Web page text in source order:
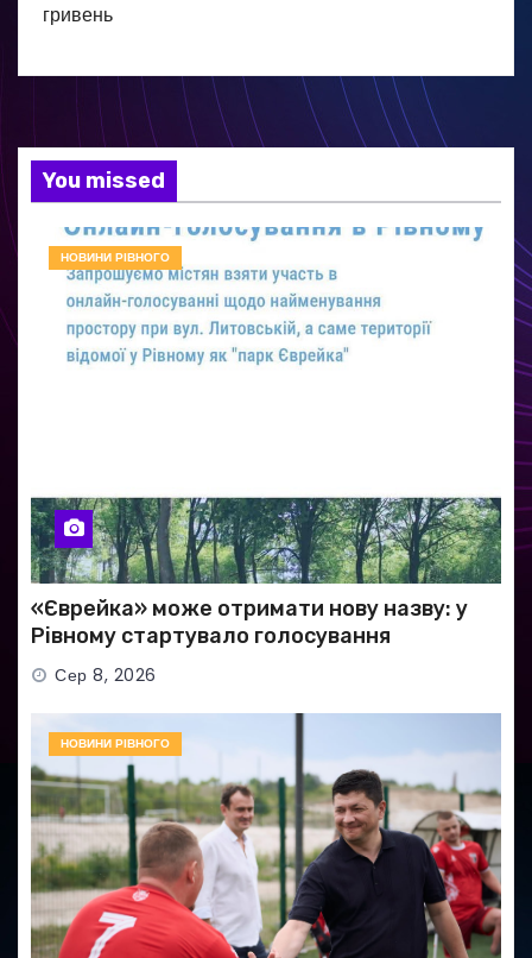
гривень
You missed
НОВИНИ РІВНОГО
«Єврейка» може отримати нову назву: у
Рівному стартувало голосування
Сер 8, 2026
НОВИНИ РІВНОГО